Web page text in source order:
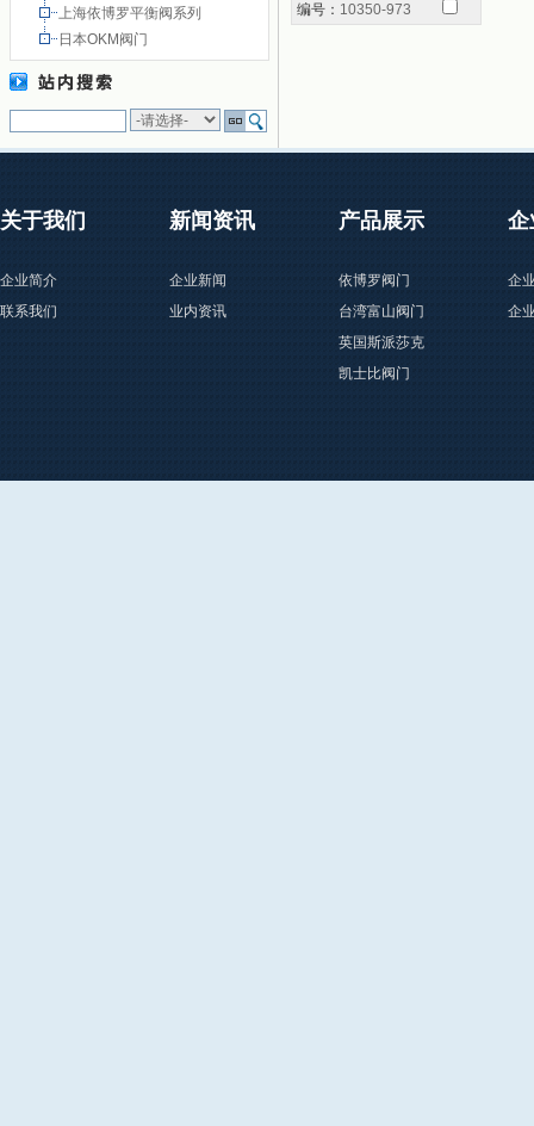
上海依博罗平衡阀系列
日本OKM阀门
编号： 10350-973
关于我们
企业简介
联系我们
新闻资讯
企业新闻
业内资讯
产品展示
依博罗阀门
台湾富山阀门
英国斯派莎克
凯士比阀门
企
企
企